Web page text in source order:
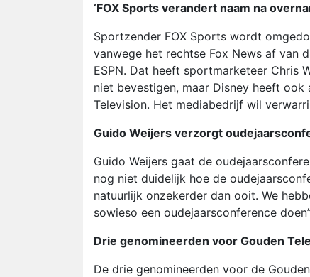
‘FOX Sports verandert naam na
Sportzender FOX Sports wordt
vanwege het rechtse Fox News af van
ESPN. Dat heeft sportmarketeer Chris
niet bevestigen, maar Disney heeft
Television. Het mediabedrijf wil
Guido Weijers verzorgt
Guido Weijers gaat de
nog niet duidelijk hoe de
natuurlijk onzekerder dan ooit. We
sowieso een oudejaarsconference
Drie genomineerden voor Gouden
De drie genomineerden voor de